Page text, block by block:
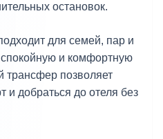
остановок.
для семей, пар и
и комфортную
трансфер позволяет
и добраться до отеля без